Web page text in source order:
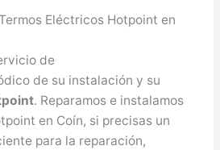
Eléctricos Hotpoint en
de
de su instalación y su
. Reparamos e instalamos
en Coín, si precisas un
para la reparación,